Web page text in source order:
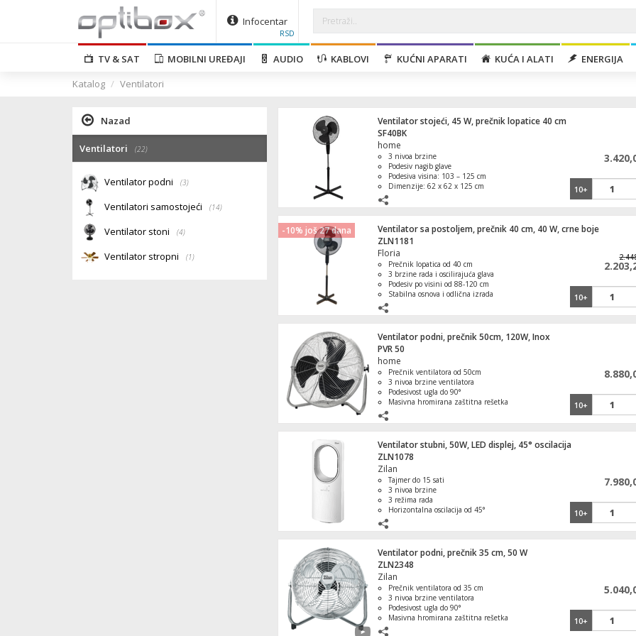
Infocentar
RSD
TV & SAT MOBILNI UREĐAJI AUDIO KABLOVI KUĆNI APARATI KUĆA I ALATI ENERGIJA
Katalog
Ventilatori
Nazad
Ventilatori (22)
Ventilator podni (3)
Ventilatori samostojeći (14)
Ventilator stoni (4)
Ventilator stropni (1)
Ventilator stojeći, 45 W, prečnik lopatice 40 cm
SF40BK
home
3 nivoa brzine
Podesiv nagib glave
Podesiva visina: 103 – 125 cm
Dimenzije: 62 x 62 x 125 cm
10+
-10% još 27 dana
Ventilator sa postoljem, prečnik 40 cm, 40 W, crne boje
ZLN1181
Floria
Prečnik lopatica od 40 cm
3 brzine rada i oscilirajuća glava
Podesiv po visini od 88-120 cm
Stabilna osnova i odlična izrada
kancelarije
10+
Ventilator podni, prečnik 50cm, 120W, Inox
PVR 50
home
Prečnik ventilatora od 50cm
3 nivoa brzine ventilatora
Podesivost ugla do 90°
Masivna hromirana zaštitna rešetka
10+
Ventilator stubni, 50W, LED displej, 45° oscilacija
ZLN1078
Zilan
Tajmer do 15 sati
3 nivoa brzine
3 režima rada
Horizontalna oscilacija od 45°
10+
Ventilator podni, prečnik 35 cm, 50 W
ZLN2348
Zilan
Prečnik ventilatora od 35 cm
3 nivoa brzine ventilatora
Podesivost ugla do 90°
Masivna hromirana zaštitna rešetka
10+
Nazidna grejalica, 2200 W, LCD displej
10.440,00
URC 2000AC
program